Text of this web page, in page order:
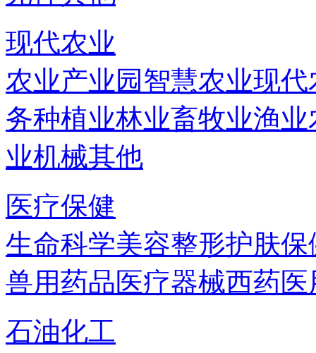
现代农业
农业产业园智慧农业现代
务种植业林业畜牧业渔业
业机械其他
医疗保健
生命科学美容整形护肤保
兽用药品医疗器械西药
石油化工